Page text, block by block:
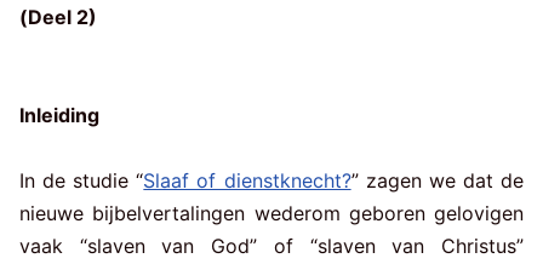
(Deel 2)
Inleiding
In de studie “Slaaf of dienstknecht?” zagen we dat de
nieuwe bijbelvertalingen wederom geboren gelovigen
vaak “slaven van God” of “slaven van Christus”